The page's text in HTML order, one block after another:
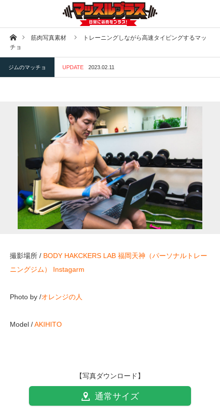
ホーム筋肉写真素材
トレーニングしながら高速タイピングするマッ
チョ
ジムのマッチョ UPDATE 2023.02.11
撮影場所 / BODY HAKCKERS LAB 福岡天神（パーソナルトレー
ニングジム）
Instagarm
Photo by /オレンジの人
Model /AKIHITO
【写真ダウンロード】
通常サイズ